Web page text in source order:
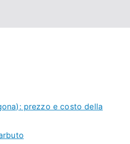
prezzo e costo della